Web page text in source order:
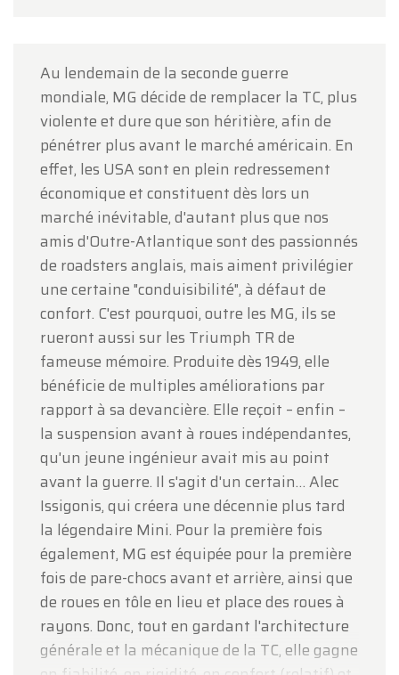
Au lendemain de la seconde guerre
mondiale, MG décide de remplacer la TC, plus
violente et dure que son héritière, afin de
pénétrer plus avant le marché américain. En
effet, les USA sont en plein redressement
économique et constituent dès lors un
marché inévitable, d'autant plus que nos
amis d'Outre-Atlantique sont des passionnés
de roadsters anglais, mais aiment privilégier
une certaine "conduisibilité", à défaut de
confort. C'est pourquoi, outre les MG, ils se
rueront aussi sur les Triumph TR de
fameuse mémoire. Produite dès 1949, elle
bénéficie de multiples améliorations par
rapport à sa devancière. Elle reçoit – enfin –
la suspension avant à roues indépendantes,
qu'un jeune ingénieur avait mis au point
avant la guerre. Il s'agit d'un certain… Alec
Issigonis, qui créera une décennie plus tard
la légendaire Mini. Pour la première fois
également, MG est équipée pour la première
fois de pare-chocs avant et arrière, ainsi que
de roues en tôle en lieu et place des roues à
rayons. Donc, tout en gardant l'architecture
générale et la mécanique de la TC, elle gagne